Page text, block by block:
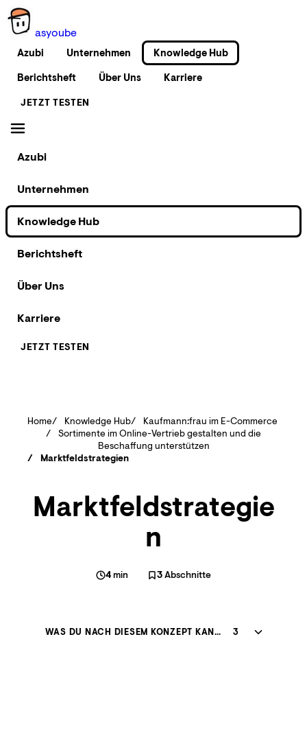
asyoube
Azubi Unternehmen
Knowledge Hub
Berichtsheft
Über Uns Karriere
JETZT TESTEN
Azubi
Unternehmen
Knowledge Hub
Berichtsheft
Über Uns
Karriere
JETZT TESTEN
Home Knowledge Hub
Kaufmann:frau im E-Commerce
Sortimente im Online-Vertrieb gestalten und die
Beschaffung unterstützen
Marktfeldstrategien
Marktfeldstrategie
n
4min 3Abschnitte
WAS DU NACH DIESEM KONZEPT KANNST 3